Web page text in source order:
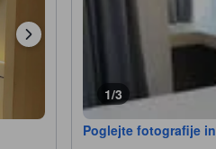
1/3
Poglejte fotografije